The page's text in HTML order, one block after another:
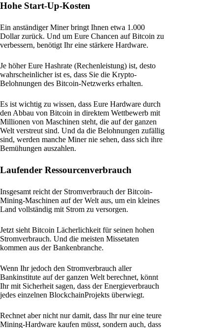
Hohe Start-Up-Kosten
Ein anständiger Miner bringt Ihnen etwa 1.000
Dollar zurück. Und um Eure Chancen auf Bitcoin zu
verbessern, benötigt Ihr eine stärkere Hardware.
Je höher Eure Hashrate (Rechenleistung) ist, desto
wahrscheinlicher ist es, dass Sie die Krypto-
Belohnungen des Bitcoin-Netzwerks erhalten.
Es ist wichtig zu wissen, dass Eure Hardware durch
den Abbau von Bitcoin in direktem Wettbewerb mit
Millionen von Maschinen steht, die auf der ganzen
Welt verstreut sind. Und da die Belohnungen zufällig
sind, werden manche Miner nie sehen, dass sich ihre
Bemühungen auszahlen.
Laufender Ressourcenverbrauch
Insgesamt reicht der Stromverbrauch der Bitcoin-
Mining-Maschinen auf der Welt aus, um ein kleines
Land vollständig mit Strom zu versorgen.
Jetzt sieht Bitcoin Lächerlichkeit für seinen hohen
Stromverbrauch. Und die meisten Missetaten
kommen aus der Bankenbranche.
Wenn Ihr jedoch den Stromverbrauch aller
Bankinstitute auf der ganzen Welt berechnet, könnt
Ihr mit Sicherheit sagen, dass der Energieverbrauch
jedes einzelnen BlockchainProjekts überwiegt.
Rechnet aber nicht nur damit, dass Ihr nur eine teure
Mining-Hardware kaufen müsst, sondern auch, dass